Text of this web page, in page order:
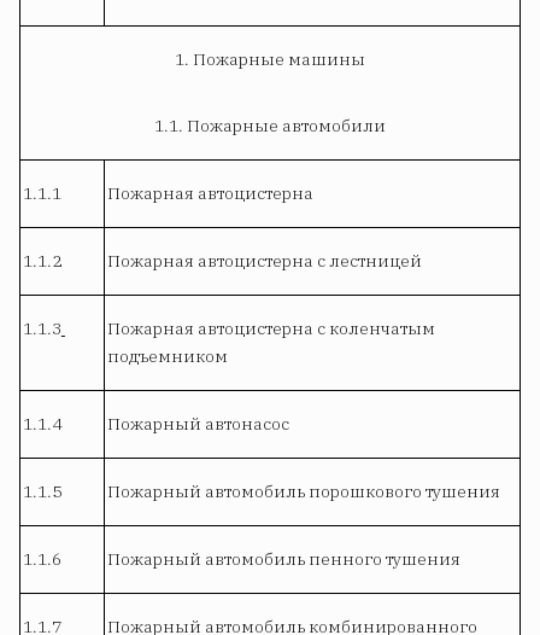
1. Пожарные машины
1.1. Пожарные автомобили
1.1.1 Пожарная автоцистерна
1.1.2 Пожарная автоцистерна с лестницей
1.1.3
Пожарная автоцистерна с коленчатым
подъемником
1.1.4 Пожарный автонасос
1.1.5 Пожарный автомобиль порошкового тушения
1.1.6 Пожарный автомобиль пенного тушения
1.1.7 Пожарный автомобиль комбинированного